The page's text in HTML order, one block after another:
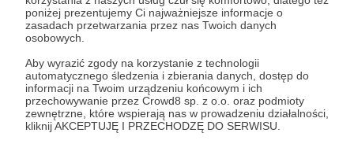
poniżej prezentujemy Ci najważniejsze informacje o
zasadach przetwarzania przez nas Twoich danych
osobowych.
Aby wyrazić zgody na korzystanie z technologii
automatycznego śledzenia i zbierania danych, dostęp do
informacji na Twoim urządzeniu końcowym i ich
przechowywanie przez Crowd8 sp. z o.o. oraz podmioty
zewnętrzne, które wspierają nas w prowadzeniu działalności,
kliknij AKCEPTUJĘ I PRZECHODZĘ DO SERWISU.
Zostań Patronem
Zaloguj się
Albert Świdziński Chiny Europa Podcast Rosja
Świat Ukraina Weekly Brief